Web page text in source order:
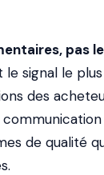
pas
signal le
des
de qualité